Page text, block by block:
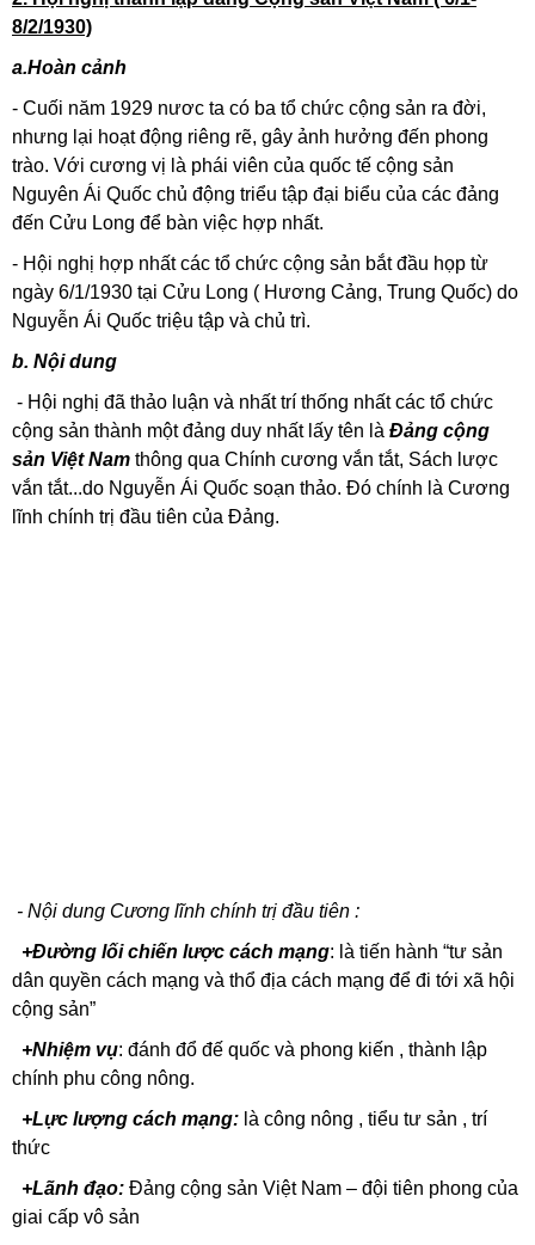
8/2/1930)
a.Hoàn cảnh
- Cuối năm 1929 nươc ta có ba tổ chức cộng sản ra đời,
nhưng lại hoạt động riêng rẽ, gây ảnh hưởng đến phong
trào. Với cương vị là phái viên của quốc tế cộng sản
Nguyên Ái Quốc chủ động triểu tập đại biểu của các đảng
đến Cửu Long để bàn việc hợp nhất.
- Hội nghị hợp nhất các tổ chức cộng sản bắt đầu họp từ
ngày 6/1/1930 tại Cửu Long ( Hương Cảng, Trung Quốc) do
Nguyễn Ái Quốc triệu tập và chủ trì.
b. Nội dung
- Hội nghị đã thảo luận và nhất trí thống nhất các tổ chức
cộng sản thành một đảng duy nhất lấy tên là Đảng cộng
sản Việt Nam thông qua Chính cương vắn tắt, Sách lược
vắn tắt...do Nguyễn Ái Quốc soạn thảo. Đó chính là Cương
lĩnh chính trị đầu tiên của Đảng.
- Nội dung Cương lĩnh chính trị đầu tiên :
+Đường lối chiến lược cách mạng: là tiến hành “tư sản
dân quyền cách mạng và thổ địa cách mạng để đi tới xã hội
cộng sản”
+Nhiệm vụ: đánh đổ đế quốc và phong kiến , thành lập
chính phu công nông.
+Lực lượng cách mạng: là công nông , tiểu tư sản , trí
thức
+Lãnh đạo: Đảng cộng sản Việt Nam – đội tiên phong của
giai cấp vô sản